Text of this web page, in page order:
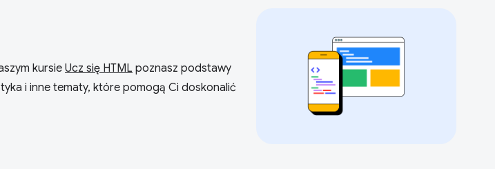
kursie Ucz się HTML poznasz podstawy
i inne tematy, które pomogą Ci doskonalić